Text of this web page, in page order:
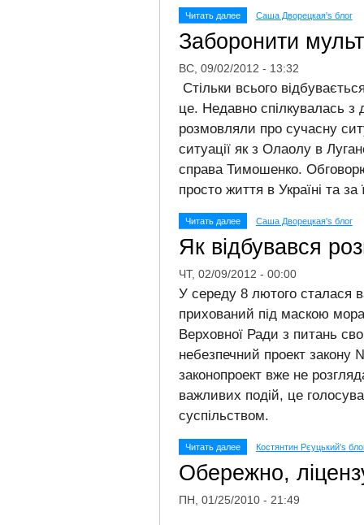
Саша Дворецкая's блог
Читать далее
Заборонити
ВС, 09/02/2012 - 13:32
Стільки всього
це. Недавно спілкувалась з
розмовляли про сучасну
ситуації як з Олаолу в
справа Тимошенко.
просто життя в Україні та
Саша Дворецкая's блог
Читать далее
Як відбувався
ЧТ, 02/09/2012 - 00:00
У середу 8 лютого сталася
прихований під маскою
Верховної Ради з питань
небезпечний проект закону
законопроект вже не
важливих подій, це
суспільством.
Костянтин Рєуцький's
Читать далее
Обережно,
ПН, 01/25/2010 - 21:49